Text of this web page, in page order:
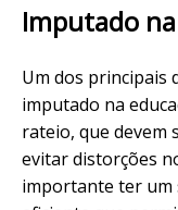
Imputado
Um dos principais
imputado na
rateio, que devem
evitar distorções
importante ter um